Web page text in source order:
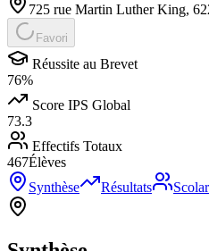
725 rue Martin Luther King,
Favori
Réussite au Brevet
76%
Score IPS Global
73.3
Effectifs Totaux
467Élèves
Synthèse
Résultats